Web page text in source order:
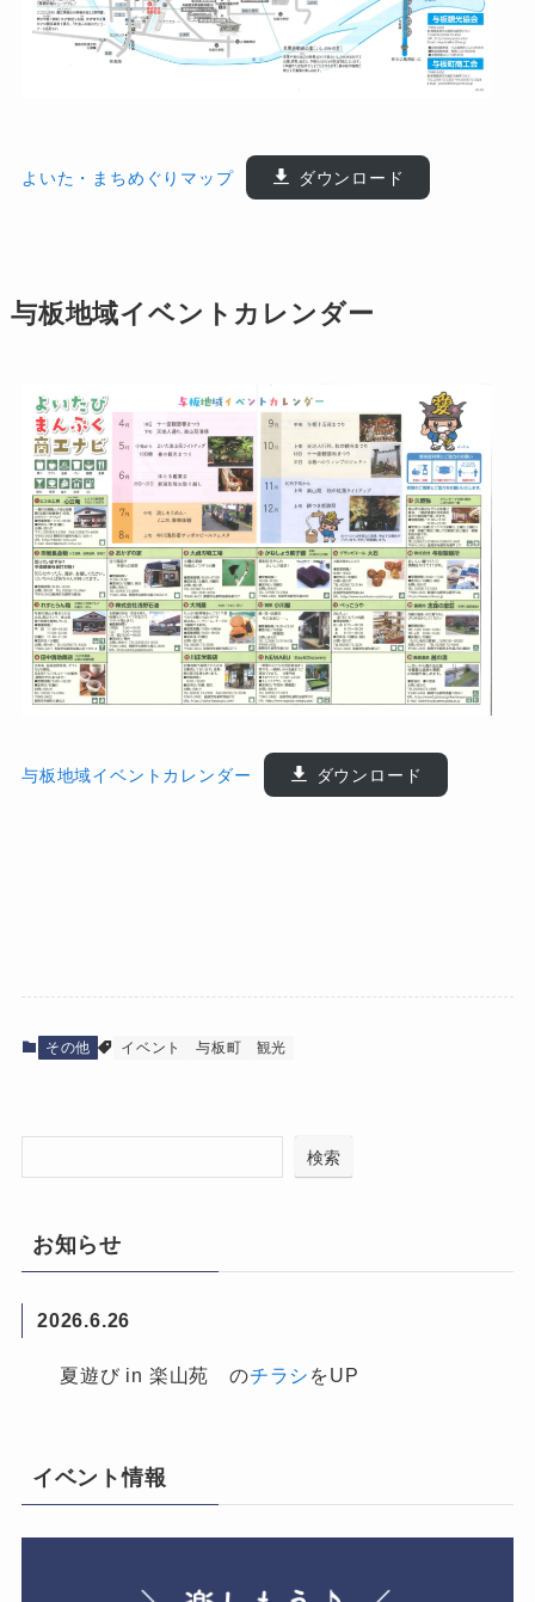
よいた・まちめぐりマップ ダウンロード
与板地域イベントカレンダー
与板地域イベントカレンダー ダウンロード
その他 イベント 与板町 観光
検索
お知らせ
2026.6.26
夏遊び in 楽山苑 のチラシ をUP
イベント情報